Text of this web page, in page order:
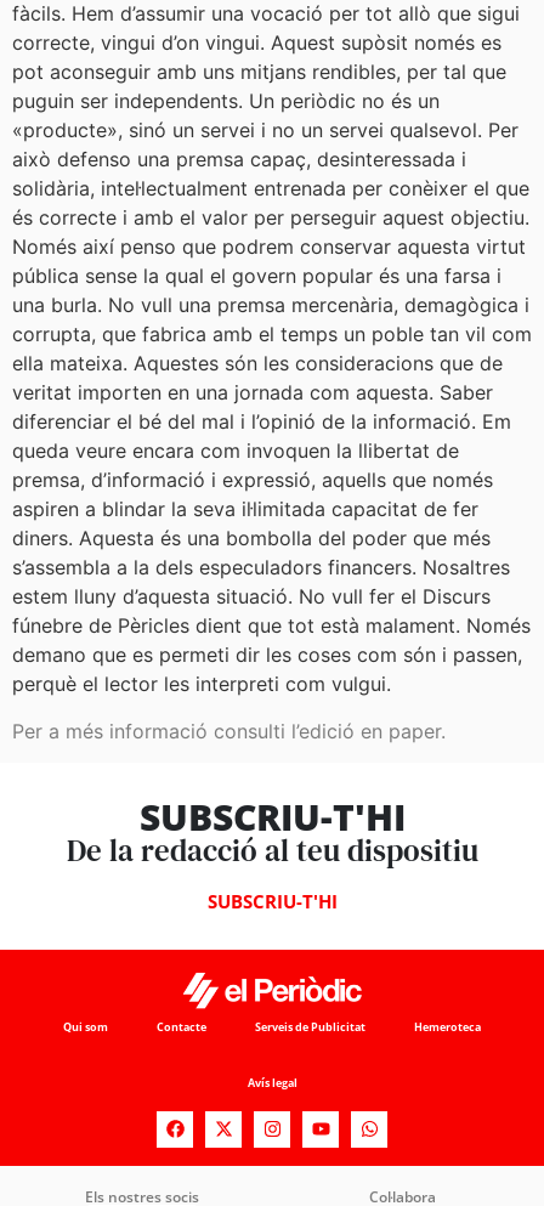
fàcils. Hem d’assumir una vocació per tot allò que sigui
correcte, vingui d’on vingui. Aquest supòsit només es
pot aconseguir amb uns mitjans rendibles, per tal que
puguin ser independents. Un periòdic no és un
«producte», sinó un servei i no un servei qualsevol. Per
això defenso una premsa capaç, desinteressada i
solidària, intel·lectualment entrenada per conèixer el que
és correcte i amb el valor per perseguir aquest objectiu.
Només així penso que podrem conservar aquesta virtut
pública sense la qual el govern popular és una farsa i
una burla. No vull una premsa mercenària, demagògica i
corrupta, que fabrica amb el temps un poble tan vil com
ella mateixa. Aquestes són les consideracions que de
veritat importen en una jornada com aquesta. Saber
diferenciar el bé del mal i l’opinió de la informació. Em
queda veure encara com invoquen la llibertat de
premsa, d’informació i expressió, aquells que només
aspiren a blindar la seva il·limitada capacitat de fer
diners. Aquesta és una bombolla del poder que més
s’assembla a la dels especuladors financers. Nosaltres
estem lluny d’aquesta situació. No vull fer el Discurs
fúnebre de Pèricles dient que tot està malament. Només
demano que es permeti dir les coses com són i passen,
perquè el lector les interpreti com vulgui.
Per a més informació consulti l’edició en paper.
SUBSCRIU-T'HI
De la redacció al teu dispositiu
SUBSCRIU-T'HI
Qui som Contacte Serveis de Publicitat Hemeroteca
Avís legal
Els nostres socis Col·labora